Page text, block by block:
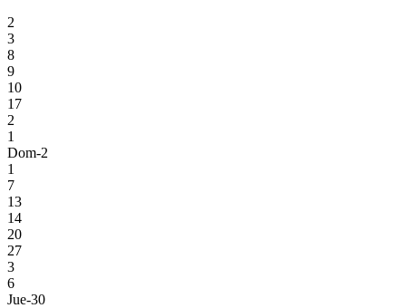
2
3
8
9
10
17
2
1
Dom-2
1
7
13
14
20
27
3
6
Jue-30